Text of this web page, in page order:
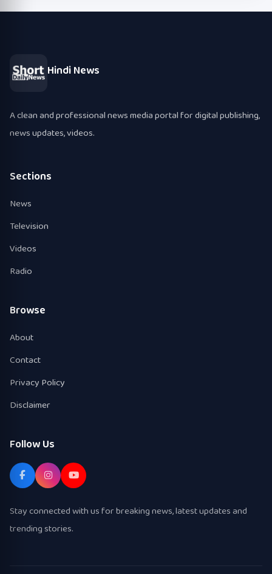
Hindi News
A clean and professional news media portal for digital publishing,
news updates, videos.
Sections
News
Television
Videos
Radio
Browse
About
Contact
Privacy Policy
Disclaimer
Follow Us
Stay connected with us for breaking news, latest updates and
trending stories.